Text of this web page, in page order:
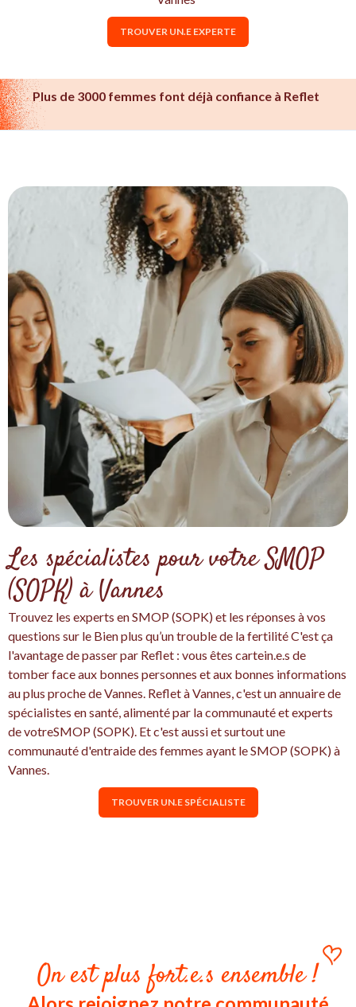
TROUVER UN.E EXPERTE
Plus de 3000 femmes font déjà confiance à Reflet
Les spécialistes pour votre SMOP
(SOPK) à Vannes
Trouvez les experts en SMOP (SOPK) et les réponses à vos
questions sur le Bien plus qu’un trouble de la fertilité C'est ça
l'avantage de passer par Reflet : vous êtes cartein.e.s de
tomber face aux bonnes personnes et aux bonnes informations
au plus proche de Vannes. Reflet à Vannes, c'est un annuaire de
spécialistes en santé, alimenté par la communauté et experts
de votreSMOP (SOPK). Et c'est aussi et surtout une
communauté d'entraide des femmes ayant le SMOP (SOPK) à
Vannes.
TROUVER UN.E SPÉCIALISTE
On est plus fort.e.s ensemble !